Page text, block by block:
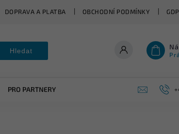
DOPRAVA A PLATBA OBCHODNÍ PODMÍNKY
Hledat
PRO PARTNERY